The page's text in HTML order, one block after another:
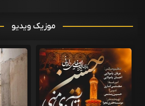
موزیک ویدیو